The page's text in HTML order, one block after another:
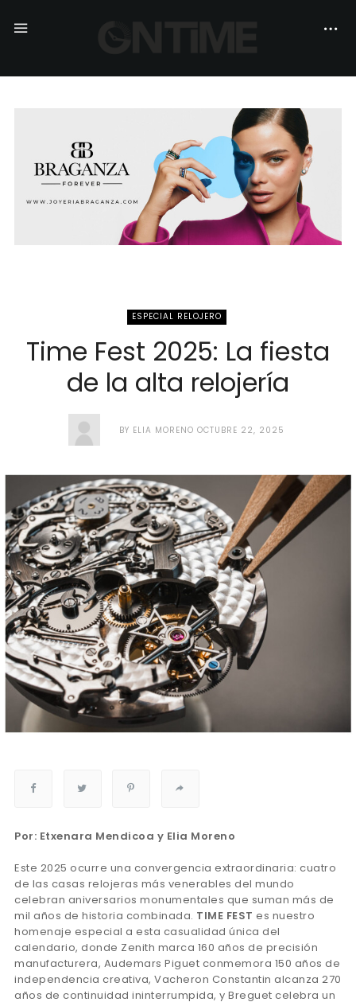
ESPECIAL RELOJERO
Time Fest 2025: La fiesta
de la alta relojería
BY ELIA MORENO OCTUBRE 22, 2025
Por: Etxenara Mendicoa y Elia Moreno
Este 2025 ocurre una convergencia extraordinaria: cuatro
de las casas relojeras más venerables del mundo
celebran aniversarios monumentales que suman más de
mil años de historia combinada. TIME FEST es nuestro
homenaje especial a esta casualidad única del
calendario, donde Zenith marca 160 años de precisión
manufacturera, Audemars Piguet conmemora 150 años de
independencia creativa, Vacheron Constantin alcanza 270
años de continuidad ininterrumpida, y Breguet celebra un